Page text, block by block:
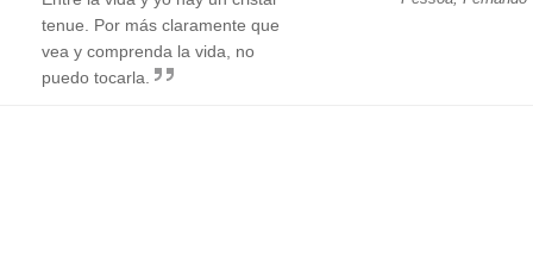
tenue. Por más claramente que
vea y comprenda la vida, no
puedo tocarla.